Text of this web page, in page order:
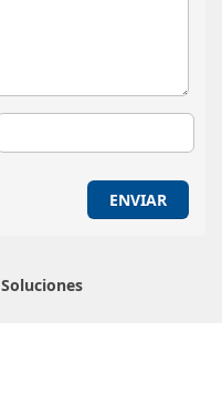
ENVIAR
Soluciones